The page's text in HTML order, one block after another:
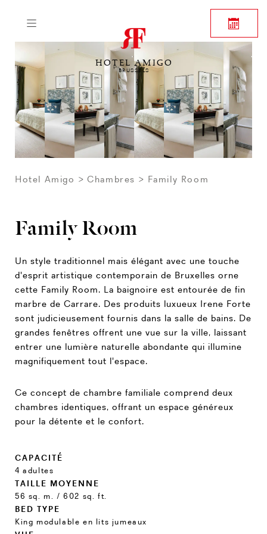
HOTEL AMIGO
BRUSSELS
Hotel Amigo Chambres Family Room
Family Room
Un style traditionnel mais élégant avec une touche
d'esprit artistique contemporain de Bruxelles orne
cette Family Room. La baignoire est entourée de fin
marbre de Carrare. Des produits luxueux Irene Forte
sont judicieusement fournis dans la salle de bains. De
grandes fenêtres offrent une vue sur la ville, laissant
entrer une lumière naturelle abondante qui illumine
magnifiquement tout l'espace.
Ce concept de chambre familiale comprend deux
chambres identiques, offrant un espace généreux
pour la détente et le confort.
CAPACITÉ
4 adultes
TAILLE MOYENNE
56 sq. m. / 602 sq. ft.
BED TYPE
King modulable en lits jumeaux